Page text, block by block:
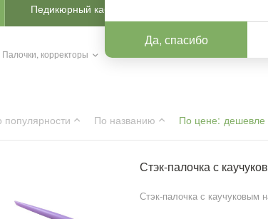
Да, спасибо
Педикюрный кабинет
Палочки, корректоры
популярности По названию По цене: дешевле
Стэк-палочка с
Стэк-палочка с каучуковым